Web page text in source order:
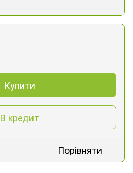
Купити
В кредит
Порівняти